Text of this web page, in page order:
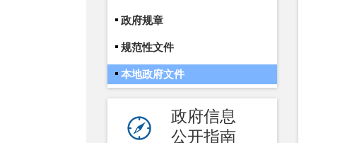
政府规章
规范性文件
本地政府文件
政府信息
公开指南